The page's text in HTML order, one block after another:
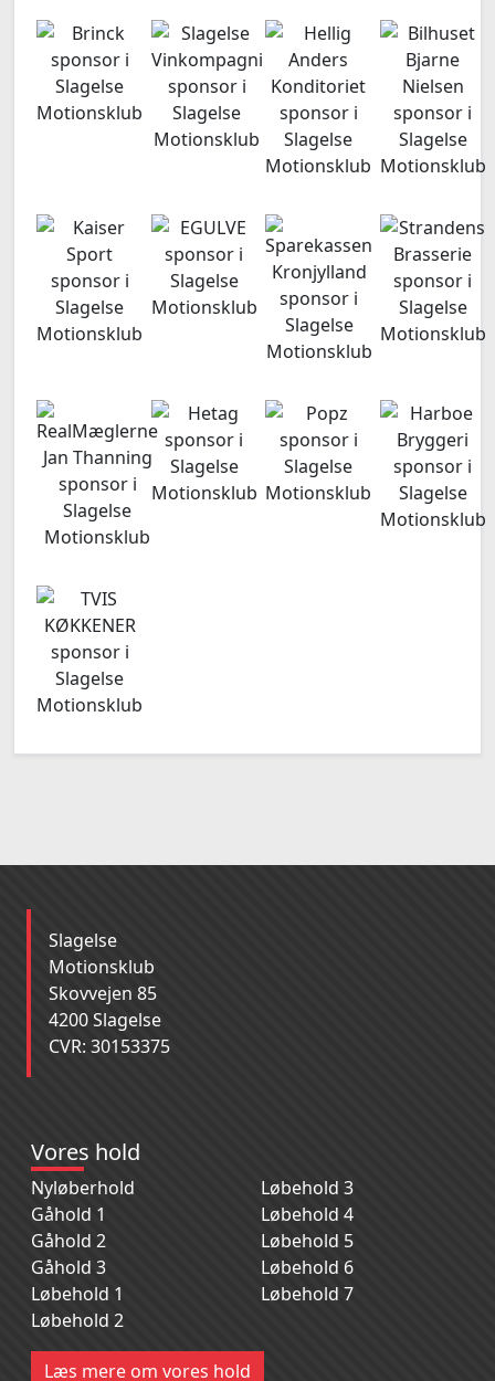
Vores hold
Nyløberhold
Gåhold 1
Gåhold 2
Gåhold 3
Løbehold 1
Løbehold 2
Løbehold 3
Løbehold 4
Løbehold 5
Løbehold 6
Løbehold 7
Læs mere om vores hold
Slagelse
Motionsklub
Skovvejen 85
4200 Slagelse
CVR: 30153375